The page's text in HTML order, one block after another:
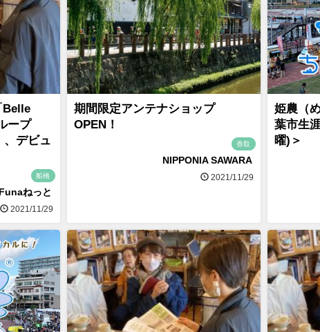
Belle
ープ
、デビュ
船橋
ねっと
2021/11/29
期間限定アンテナショップ
OPEN！
香取
NIPPONIA SAWARA
2021/11/29
姫農（
葉市生
曜)＞